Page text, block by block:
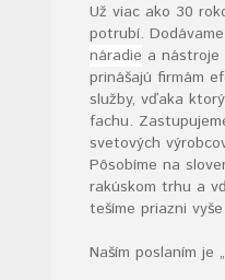
Už viac ako 30
potrubí.
náradie a nástroje
prinášajú firmám
služby, vďaka
fachu.
svetových
Pôsobíme na
rakúskom trhu a
tešíme priazni
Naším poslaním je